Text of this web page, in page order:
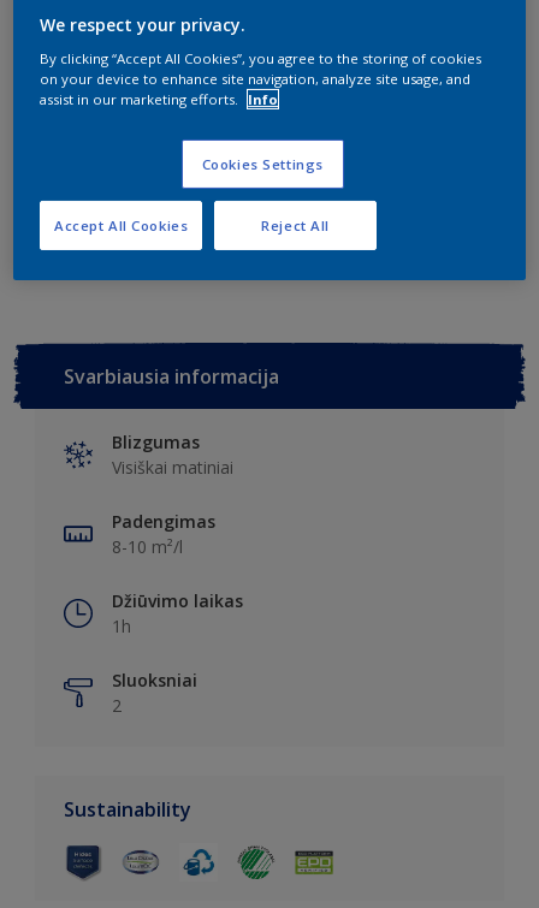
Kiekis Dažų kiekio skaičiuoklė
Skaičiuoti
Pridėti prie darbo vietos
Svarbiausia informacija
Blizgumas
Visiškai matiniai
Padengimas
8-10 m²/l
Džiūvimo laikas
1h
Sluoksniai
2
Sustainability
We respect your privacy.
By clicking “Accept All Cookies”, you agree to the storing of cookies
on your device to enhance site navigation, analyze site usage, and
assist in our marketing efforts.
Info
Cookies Settings
Reject All
Accept All Cookies